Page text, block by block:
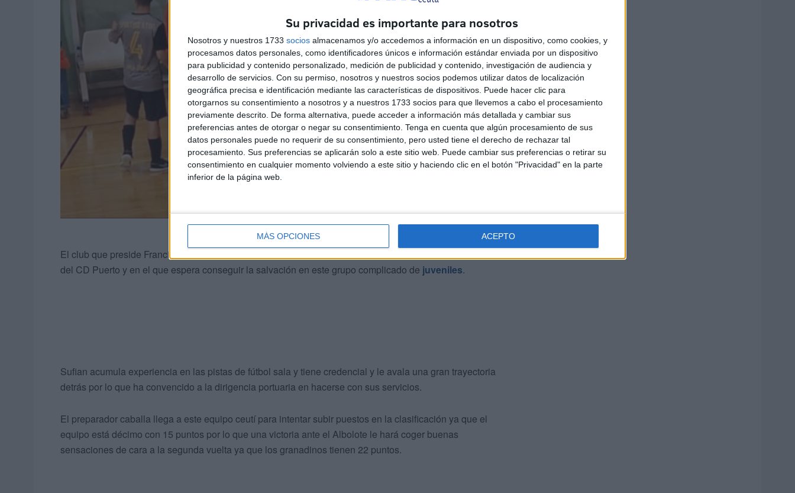
Su privacidad es importante para nosotros
Nosotros y nuestros 1733 socios almacenamos y/o accedemos a información en un dispositivo, como cookies, y
procesamos datos personales, como identificadores únicos e información estándar enviada por un dispositivo
para publicidad y contenido personalizado, medición de publicidad y contenido, investigación de audiencia y
desarrollo de servicios. Con su permiso, nosotros y nuestros socios podemos utilizar datos de localización
geográfica precisa e identificación mediante las características de dispositivos. Puede hacer clic para
otorgarnos su consentimiento a nosotros y a nuestros 1733 socios para que llevemos a cabo el procesamiento
previamente descrito. De forma alternativa, puede acceder a información más detallada y cambiar sus
preferencias antes de otorgar o negar su consentimiento. Tenga en cuenta que algún procesamiento de sus
datos personales puede no requerir de su consentimiento, pero usted tiene el derecho de rechazar tal
procesamiento. Sus preferencias se aplicarán solo a este sitio web. Puede cambiar sus preferencias o retirar su
consentimiento en cualquier momento volviendo a este sitio y haciendo clic en el botón "Privacidad" en la parte
inferior de la página web.
MÁS OPCIONES ACEPTO
El club que preside Francisco Galán ‘Paquirri’ ha confirmado al técnico caballa como nuevo entrenador
del CD Puerto y en el que espera conseguir la salvación en este grupo complicado de juveniles.
Sufian acumula experiencia en las pistas de fútbol sala y tiene credencial y le avala una gran trayectoria
detrás por lo que ha convencido a la dirigencia portuaria en hacerse con sus servicios.
El preparador caballa llega a este equipo ceutí para intentar subir puestos en la clasificación ya que el
equipo está décimo con 15 puntos por lo que una victoria ante el Albolote le hará coger buenas
sensaciones de cara a la segunda vuelta ya que los granadinos tienen 22 puntos.